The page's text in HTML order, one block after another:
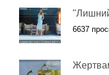
6637